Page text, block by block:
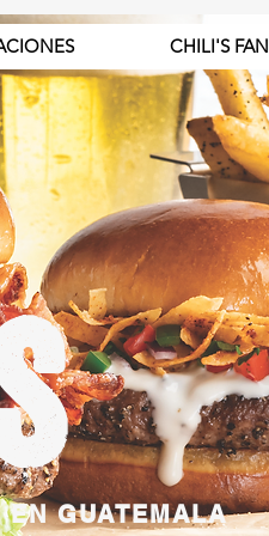
CHILI'S FAN
EN GUATEMALA